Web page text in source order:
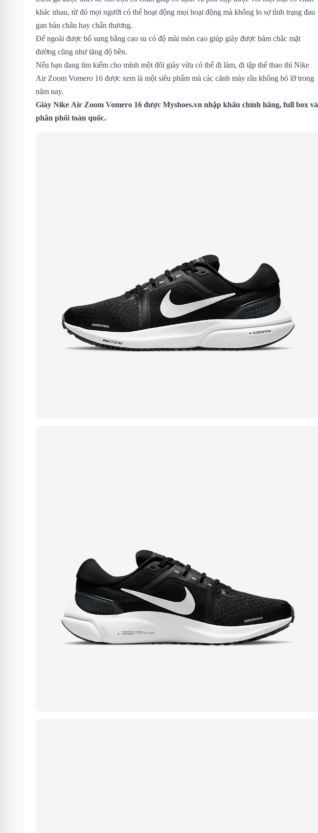
khác nhau, từ đó mọi người có thể hoạt động mọi hoạt động mà không lo sợ tình trạng đau
gan bàn chân hay chấn thương.
Đế ngoài được bổ sung bằng cao su có độ mài mòn cao giúp giày được bám chắc mặt
đường cũng như tăng độ bền.
Nếu bạn đang tìm kiếm cho mình một đôi giày vừa có thể đi làm, đi tập thể thao thì Nike
Air Zoom Vomero 16 được xem là một siêu phẩm mà các cánh mày râu không bỏ lỡ trong
năm nay.
Giày Nike Air Zoom Vomero 16 được Myshoes.vn nhập khẩu chính hãng, full box và
phân phối toàn quốc.